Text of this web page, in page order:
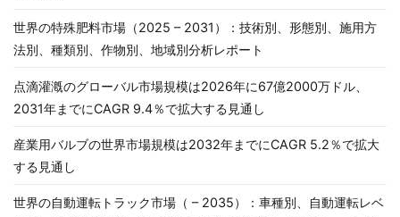
世界の特殊肥料市場（2025 – 2031）：技術別、形態別、施用方
法別、種類別、作物別、地域別分析レポート
点滴灌漑のグローバル市場規模は2026年に67億2000万ドル、
2031年までにCAGR 9.4％で拡大する見通し
産業用バルブの世界市場規模は2032年までにCAGR 5.2％で拡大
する見通し
世界の自動運転トラック市場（ – 2035）：車種別、自動運転レベ